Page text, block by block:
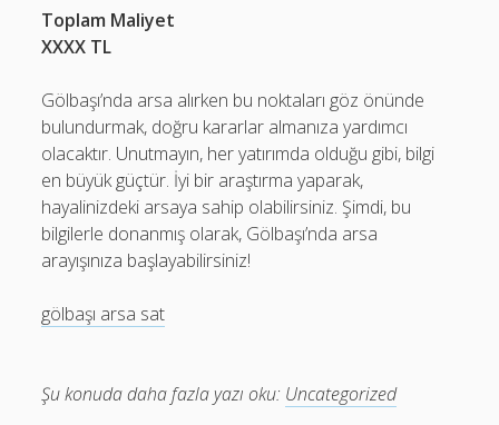
Toplam Maliyet
XXXX TL
Gölbaşı’nda arsa alırken bu noktaları göz önünde
bulundurmak, doğru kararlar almanıza yardımcı
olacaktır. Unutmayın, her yatırımda olduğu gibi, bilgi
en büyük güçtür. İyi bir araştırma yaparak,
hayalinizdeki arsaya sahip olabilirsiniz. Şimdi, bu
bilgilerle donanmış olarak, Gölbaşı’nda arsa
arayışınıza başlayabilirsiniz!
gölbaşı arsa sat
Şu konuda daha fazla yazı oku: Uncategorized